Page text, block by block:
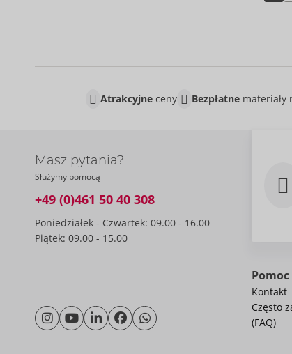
Atrakcyjneceny Bezpłatnemateriały
Masz pytania?
Służymy pomocą
+49 (0)461 50 40 308
Poniedziałek - Czwartek: 09.00 - 16.00
Piątek: 09.00 - 15.00
Pomoc
Kontakt
Często
(FAQ)